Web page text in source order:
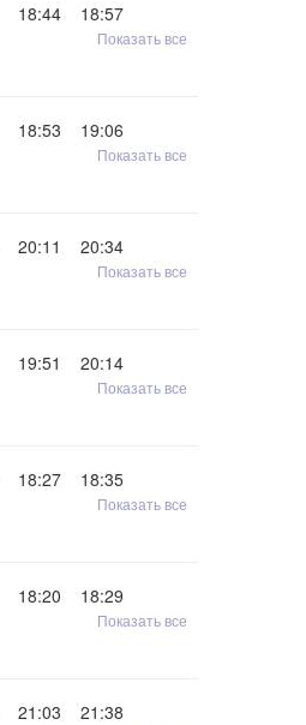
18:44
18:57
Показать все
18:53
19:06
Показать все
20:11
20:34
Показать все
19:51
20:14
Показать все
18:27
18:35
Показать все
18:20
18:29
Показать все
21:03
21:38